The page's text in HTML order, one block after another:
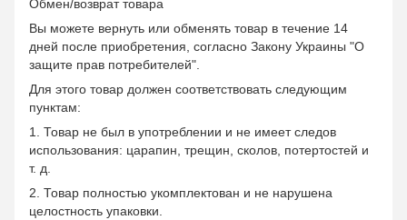
Обмен/возврат товара
Вы можете вернуть или обменять товар в течение 14
дней после приобретения, согласно Закону Украины "О
защите прав потребителей".
Для этого товар должен соответствовать следующим
пунктам:
1. Товар не был в употреблении и не имеет следов
использования: царапин, трещин, сколов, потертостей и
т. д.
2. Товар полностью укомплектован и не нарушена
целостность упаковки.